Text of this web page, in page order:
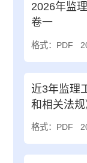
2026年监
卷一
格式：PDF
近3年监理
和相关法规
格式：PDF